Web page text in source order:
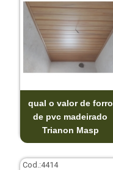
qual o valor de forro
de pvc madeirado
Trianon Masp
Cod.:4414